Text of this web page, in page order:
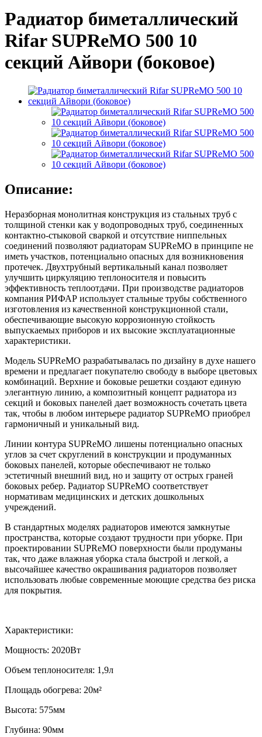
Радиатор биметаллический
Rifar SUPReMO 500 10
секций Айвори (боковое)
Описание:
Неразборная монолитная конструкция из стальных труб с
толщиной стенки как у водопроводных труб, соединенных
контактно-стыковой сваркой и отсутствие ниппельных
соединений позволяют радиаторам SUPReMO в принципе не
иметь участков, потенциально опасных для возникновения
протечек. Двухтрубный вертикальный канал позволяет
улучшить циркуляцию теплоносителя и повысить
эффективность теплоотдачи. При производстве радиаторов
компания РИФАР использует стальные трубы собственного
изготовления из качественной конструкционной стали,
обеспечивающие высокую коррозионную стойкость
выпускаемых приборов и их высокие эксплуатационные
характеристики.
Модель SUPReMO разрабатывалась по дизайну в духе нашего
времени и предлагает покупателю свободу в выборе цветовых
комбинаций. Верхние и боковые решетки создают единую
элегантную линию, а композитный концепт радиатора из
секций и боковых панелей дает возможность сочетать цвета
так, чтобы в любом интерьере радиатор SUPReMO приобрел
гармоничный и уникальный вид.
Линии контура SUPReMO лишены потенциально опасных
углов за счет скруглений в конструкции и продуманных
боковых панелей, которые обеспечивают не только
эстетичный внешний вид, но и защиту от острых граней
боковых ребер. Радиатор SUPReMO соответствует
нормативам медицинских и детских дошкольных
учреждений.
В стандартных моделях радиаторов имеются замкнутые
пространства, которые создают трудности при уборке. При
проектировании SUPReMO поверхности были продуманы
так, что даже влажная уборка стала быстрой и легкой, а
высочайшее качество окрашивания радиаторов позволяет
использовать любые современные моющие средства без риска
для покрытия.
Характеристики:
Мощность: 2020Вт
Объем теплоносителя: 1,9л
Площадь обогрева: 20м²
Высота: 575мм
Глубина: 90мм